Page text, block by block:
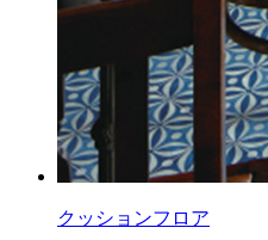
クッションフロア